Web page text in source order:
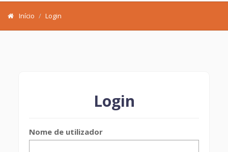
Início Login
Login
Nome de utilizador